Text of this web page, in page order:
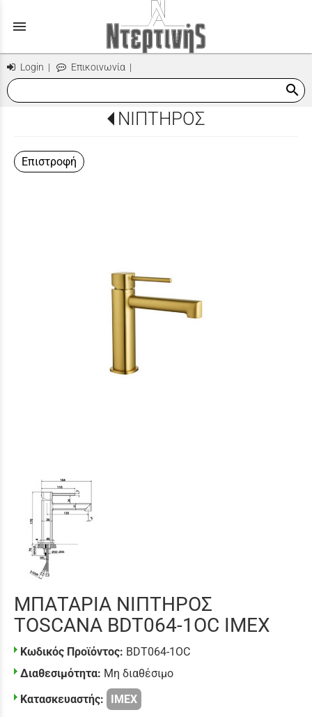
menu
Login | Επικοινωνία |
search
ΝΙΠΤΗΡΟΣ
Επιστροφή
ΜΠΑΤΑΡΙΑ ΝΙΠΤΗΡΟΣ
TOSCANA BDT064-1OC IMEX
Κωδικός Προϊόντος: BDT064-1OC
Διαθεσιμότητα: Μη διαθέσιμο
Κατασκευαστής:
IMEX